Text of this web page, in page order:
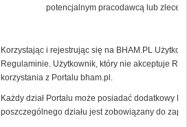
potencjalnym pracodawcą lub
Korzystając i rejestrując się na BHAM.PL
Regulaminie. Użytkownik, który nie akceptuje
korzystania z Portalu bham.pl.
Każdy dział Portalu może posiadać dodatkowy
poszczególnego działu jest zobowiązany do